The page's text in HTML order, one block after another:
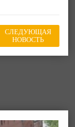
СЛЕДУЮЩАЯ
НОВОСТЬ